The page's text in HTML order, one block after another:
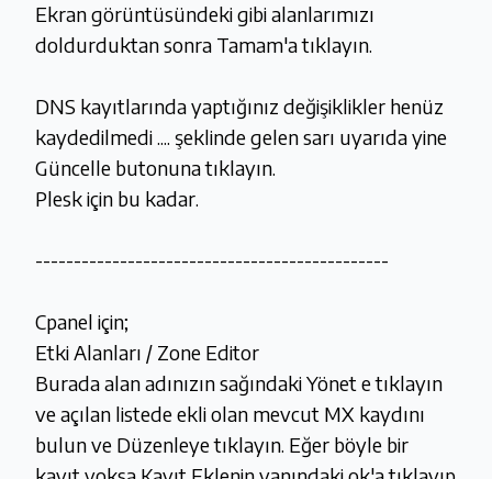
Ekran görüntüsündeki gibi alanlarımızı
doldurduktan sonra Tamam'a tıklayın.
DNS kayıtlarında yaptığınız değişiklikler henüz
kaydedilmedi .... şeklinde gelen sarı uyarıda yine
Güncelle butonuna tıklayın.
Plesk için bu kadar.
----------------------------------------------
Cpanel için;
Etki Alanları / Zone Editor
Burada alan adınızın sağındaki Yönet e tıklayın
ve açılan listede ekli olan mevcut MX kaydını
bulun ve Düzenleye tıklayın. Eğer böyle bir